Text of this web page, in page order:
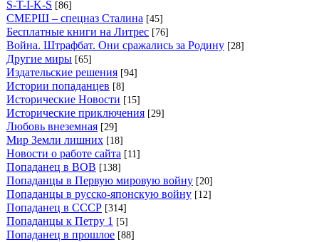
S-T-I-K-S [86]
СМЕРШ – спецназ Сталина [45]
Бесплатные книги на Литрес [76]
Война. Штрафбат. Они сражались за Родину [28]
Другие миры [65]
Издательские решения [94]
Истории попаданцев [8]
Исторические Новости [15]
Исторические приключения [29]
Любовь внеземная [29]
Мир Земли лишних [18]
Новости о работе сайта [11]
Попаданец в ВОВ [138]
Попаданцы в Первую мировую войну [20]
Попаданцы в русско-японскую войну [12]
Попаданец в СССР [314]
Попаданцы к Петру 1 [5]
Попаданец в прошлое [88]